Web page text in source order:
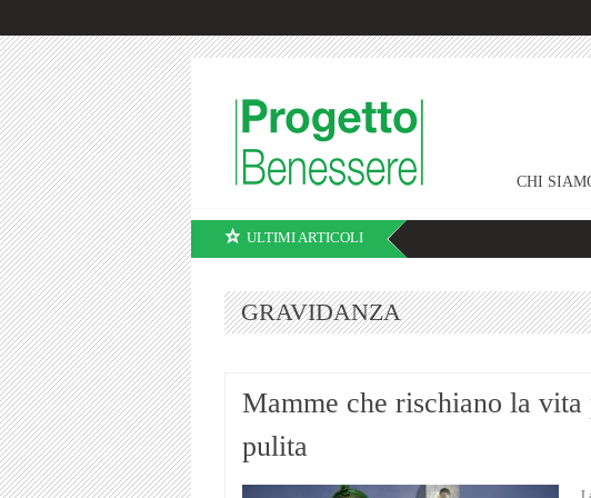
CHI
ULTIMI ARTICOLI
GRAVIDANZA
Mamme che rischiano la vita
pulita